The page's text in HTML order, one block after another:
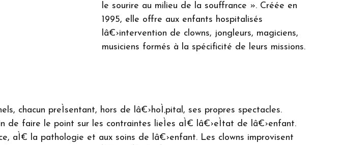
le sourire au milieu de la souffrance ». Créée en
1995, elle offre aux enfants hospitalisés
lâ€›intervention de clowns, jongleurs, magiciens,
musiciens formés à la spécificité de leurs missions.
chacun preÌsentant, hors de lâ€›hoÌ‚pital, ses propres spectacles.
de faire le point sur les contraintes lieÌes aÌ€ lâ€›eÌtat de lâ€›enfant.
aÌ€ la pathologie et aux soins de lâ€›enfant. Les clowns improvisent